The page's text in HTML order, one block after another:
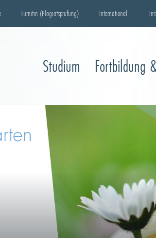
Turnitin (Plagiatsprüfung) International
Studium Fortbildung